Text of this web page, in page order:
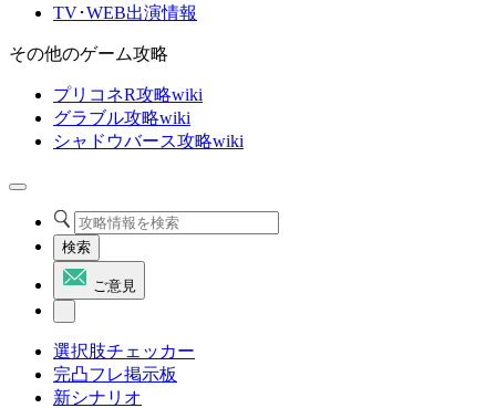
TV･WEB出演情報
その他のゲーム攻略
プリコネR攻略wiki
グラブル攻略wiki
シャドウバース攻略wiki
検索
ご意見
選択肢チェッカー
完凸フレ掲示板
新シナリオ